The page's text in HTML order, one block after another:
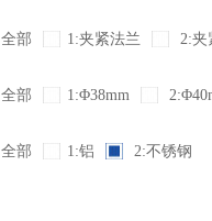
全部 1:夹紧法兰 2:夹
全部 1:Φ38mm
全部 1:铝 2:不锈钢